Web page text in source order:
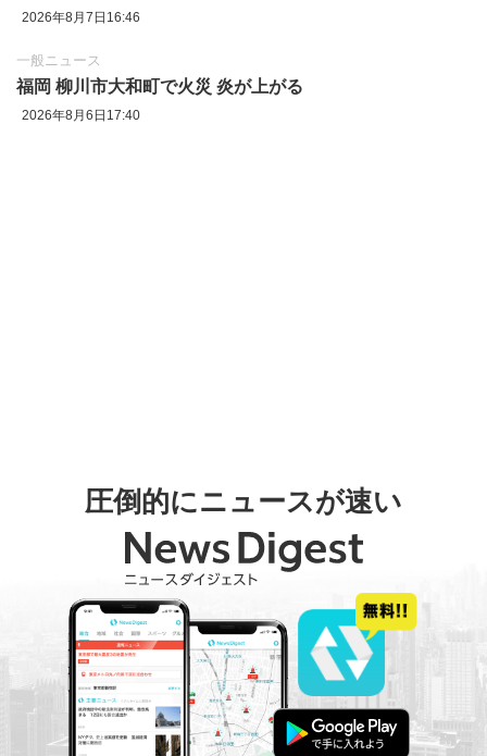
2026年8月7日16:46
一般ニュース
福岡 柳川市大和町で火災 炎が上がる
2026年8月6日17:40
圧倒的にニュースが速い